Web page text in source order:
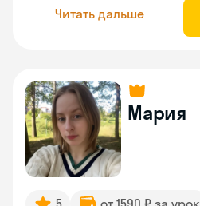
Читать дальше
Мария